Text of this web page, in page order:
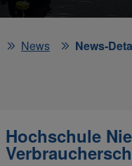
News News-
Hochschule